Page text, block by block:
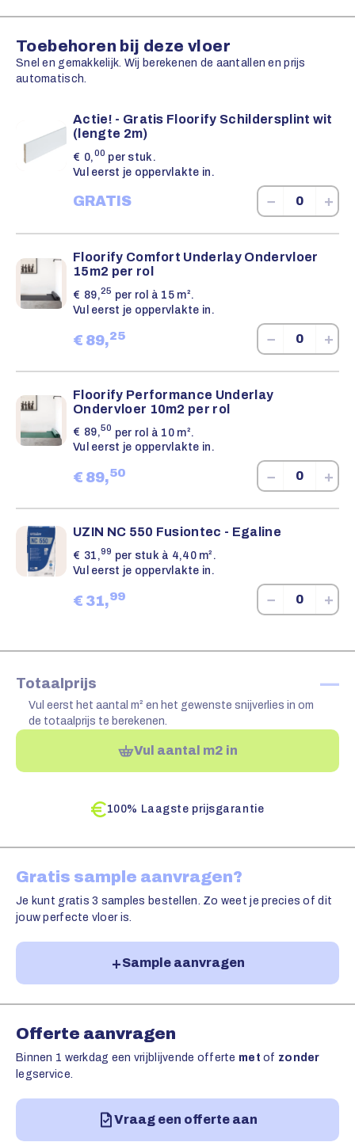
Toebehoren bij deze vloer
Snel en gemakkelijk. Wij berekenen de aantallen en prijs
automatisch.
Actie! - Gratis Floorify Schildersplint wit
(lengte 2m)
€ 0,00 per stuk.
Vul eerst je oppervlakte in.
GRATIS − +
Floorify Comfort Underlay Ondervloer
15m2 per rol
€ 89,25 per rol à 15 m².
Vul eerst je oppervlakte in.
€ 89,25 − +
Floorify Performance Underlay
Ondervloer 10m2 per rol
€ 89,50 per rol à 10 m².
Vul eerst je oppervlakte in.
€ 89,50 − +
UZIN NC 550 Fusiontec - Egaline
€ 31,99 per stuk à 4,40 m².
Vul eerst je oppervlakte in.
€ 31,99 − +
Totaalprijs —
Vul eerst het aantal m² en het gewenste snijverlies in om
de totaalprijs te berekenen.
Vul aantal m2 in
100% Laagste prijsgarantie
Gratis sample aanvragen?
Je kunt gratis 3 samples bestellen. Zo weet je precies of dit
jouw perfecte vloer is.
Sample aanvragen
Offerte aanvragen
Binnen 1 werkdag een vrijblijvende offerte met of zonder
legservice.
Vraag een offerte aan